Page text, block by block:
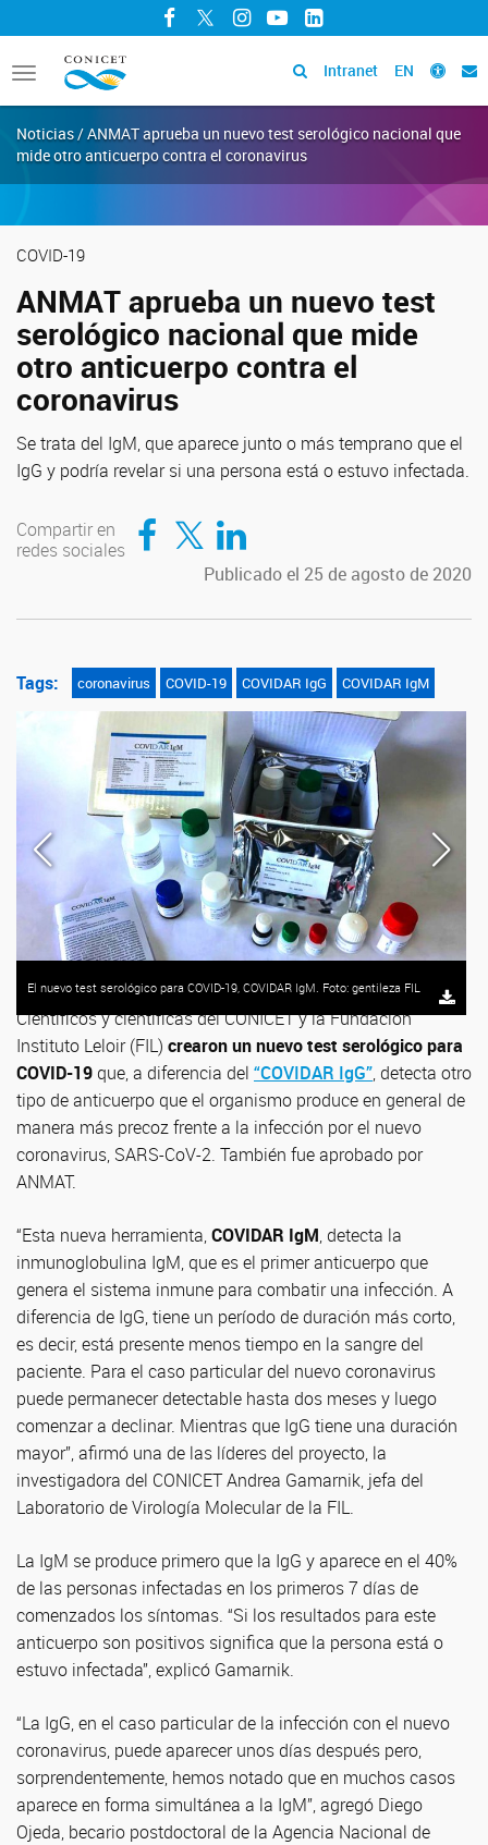
Facebook
TwitterInstagram
YouTubeLinkedIn
Toggle
navigation
Intranet EN
Noticias / ANMAT aprueba un nuevo test serológico nacional que
mide otro anticuerpo contra el coronavirus
COVID-19
ANMAT aprueba un nuevo test
serológico nacional que mide
otro anticuerpo contra el
coronavirus
Se trata del IgM, que aparece junto o más temprano que el
IgG y podría revelar si una persona está o estuvo infectada.
Compartir en
redes sociales
Compartir en Facebook
Compartir en TwitterCompartir en LinkedIn
Publicado el 25 de agosto de 2020
Tags: coronavirus COVID-19 COVIDAR IgG COVIDAR IgM
El nuevo test serológico para COVID-19, COVIDAR IgM. Foto: gentileza FIL
Científicos y científicas del CONICET y la Fundación
Instituto Leloir (FIL) crearon un nuevo test serológico para
COVID-19que, a diferencia del “COVIDAR IgG”, detecta otro
tipo de anticuerpo que el organismo produce en general de
manera más precoz frente a la infección por el nuevo
coronavirus, SARS-CoV-2. También fue aprobado por
ANMAT.
“Esta nueva herramienta,COVIDAR IgM, detecta la
inmunoglobulina IgM, que es el primer anticuerpo que
genera el sistema inmune para combatir una infección. A
diferencia de IgG, tiene un período de duración más corto,
es decir, está presente menos tiempo en la sangre del
paciente. Para el caso particular del nuevo coronavirus
puede permanecer detectable hasta dos meses y luego
comenzar a declinar. Mientras que IgG tiene una duración
mayor”, afirmó una de las líderes del proyecto, la
investigadora del CONICET Andrea Gamarnik, jefa del
Laboratorio de Virología Molecular de la FIL.
La IgM se produce primero que la IgG y aparece en el 40%
de las personas infectadas en los primeros 7 días de
comenzados los síntomas. “Si los resultados para este
anticuerpo son positivos significa que la persona está o
estuvo infectada”, explicó Gamarnik.
“La IgG, en el caso particular de la infección con el nuevo
coronavirus, puede aparecer unos días después pero,
sorprendentemente, hemos notado que en muchos casos
aparece en forma simultánea a la IgM”, agregó Diego
Ojeda, becario postdoctoral de la Agencia Nacional de